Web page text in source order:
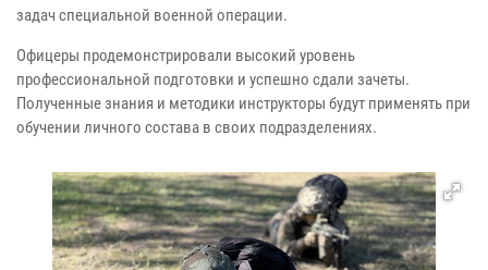
задач специальной военной операции.
Офицеры продемонстрировали высокий уровень
профессиональной подготовки и успешно сдали зачеты.
Полученные знания и методики инструкторы будут применять при
обучении личного состава в своих подразделениях.